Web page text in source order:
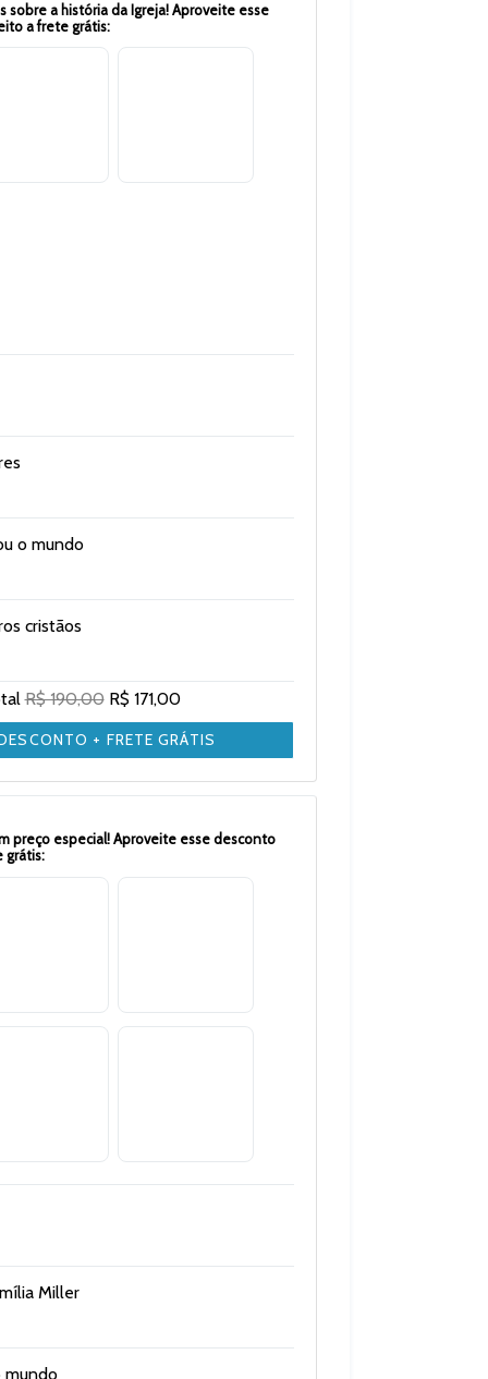
sobre a história da Igreja! Aproveite esse
a frete grátis:
o mundo
cristãos
R$ 190,00 R$ 171,00
+ FRETE GRÁTIS
preço especial! Aproveite esse desconto
grátis:
Miller
mundo